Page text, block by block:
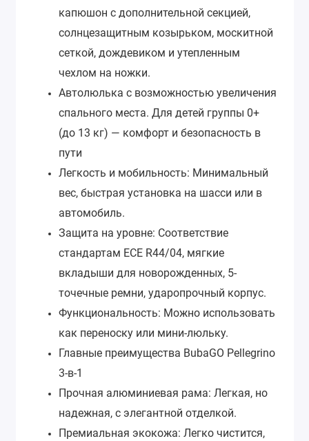
капюшон с дополнительной секцией,
солнцезащитным козырьком, москитной
сеткой, дождевиком и утепленным
чехлом на ножки.
Автолюлька с возможностью увеличения
спального места. Для детей группы 0+
(до 13 кг) — комфорт и безопасность в
пути
Легкость и мобильность: Минимальный
вес, быстрая установка на шасси или в
автомобиль.
Защита на уровне: Соответствие
стандартам ECE R44/04, мягкие
вкладыши для новорожденных, 5-
точечные ремни, ударопрочный корпус.
Функциональность: Можно использовать
как переноску или мини-люльку.
Главные преимущества BubaGO Pellegrino
3-в-1
Прочная алюминиевая рама: Легкая, но
надежная, с элегантной отделкой.
Премиальная экокожа: Легко чистится,